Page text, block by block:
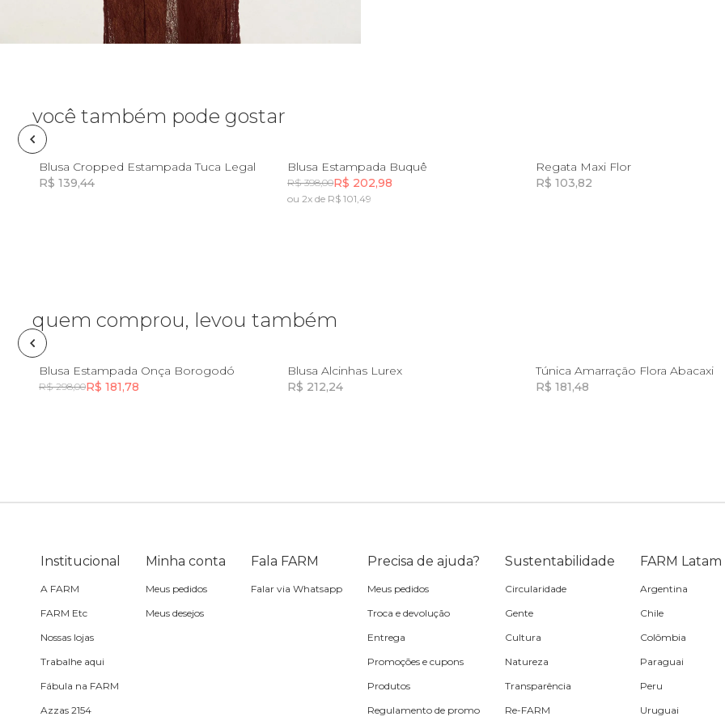
Pin e patch
incensário
Toalha
você também pode gostar
Blusa Cropped Estampada Tuca Legal
R$ 139,44
PP
Blusa Estampada Buquê
R$ 398,00R$ 202,98
ou 2x de R$ 101,49
Regata Maxi Flor
R$ 103,82
quem comprou, levou também
PP GG
Blusa Estampada Onça Borogodó
R$ 298,00R$ 181,78
Blusa Alcinhas Lurex
R$ 212,24
Túnica Amarração Flora Abacaxi
R$ 181,48
Institucional
A FARM
FARM Etc
Nossas lojas
Trabalhe aqui
Fábula na FARM
Azzas 2154
Minha conta
Meus pedidos
Meus desejos
Fala FARM
Falar via Whatsapp
Precisa de ajuda?
Meus pedidos
Troca e devolução
Entrega
Promoções e cupons
Produtos
Regulamento de promo
Sustentabilidade
Circularidade
Gente
Cultura
Natureza
Transparência
Re-FARM
FARM Latam
Argentina
Chile
Colômbia
Paraguai
Peru
Uruguai